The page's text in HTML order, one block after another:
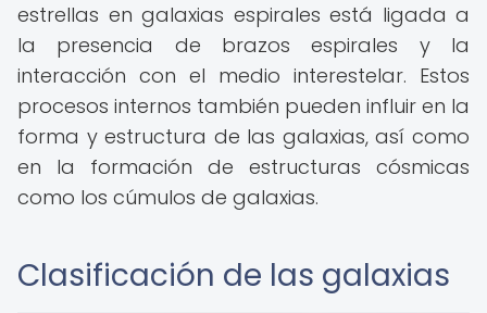
estrellas en galaxias espirales está ligada a
la presencia de brazos espirales y la
interacción con el medio interestelar. Estos
procesos internos también pueden influir en la
forma y estructura de las galaxias, así como
en la formación de estructuras cósmicas
como los cúmulos de galaxias.
Clasificación de las galaxias